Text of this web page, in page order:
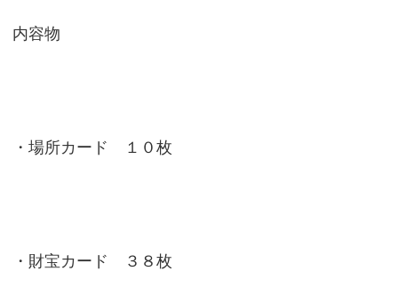
内容物
・場所カード １０枚
・財宝カード ３８枚